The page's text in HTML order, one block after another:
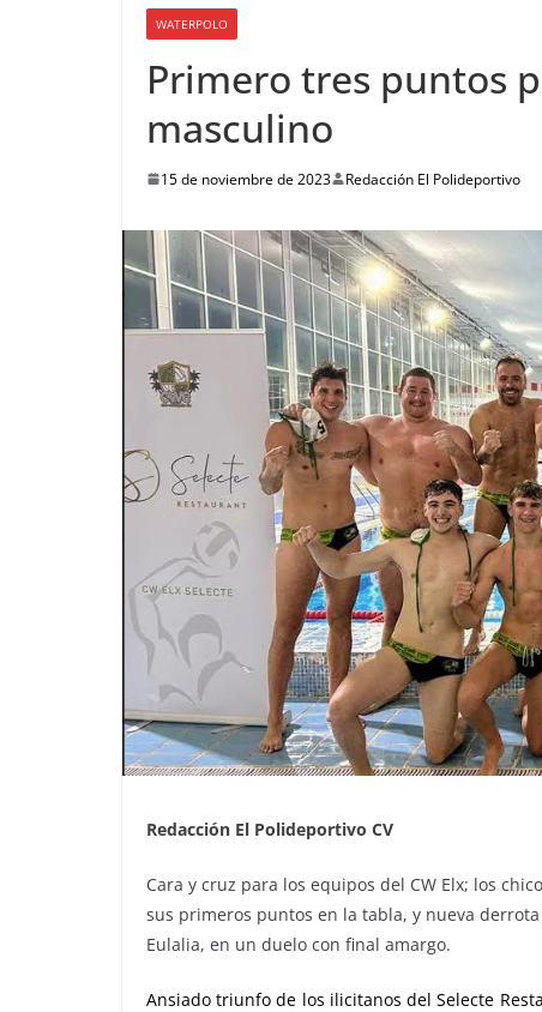
WATERPOLO
Primero tres puntos
masculino
15 de noviembre de 2023 Redacción El Polideportivo
Redacción El Polideportivo CV
Cara y cruz para los equipos del CW Elx; los
sus primeros puntos en la tabla, y nueva
Eulalia, en un duelo con final amargo.
Ansiado triunfo de los ilicitanos del Selecte